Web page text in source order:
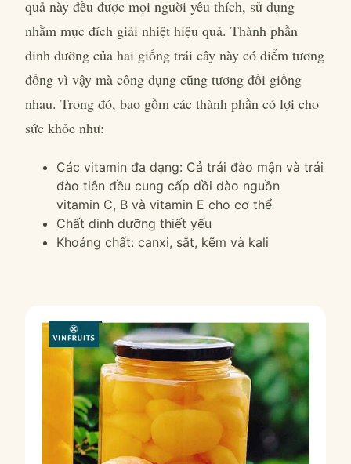
quả này đều được mọi người yêu thích, sử dụng
nhằm mục đích giải nhiệt hiệu quả. Thành phần
dinh dưỡng của hai giống trái cây này có điểm tương
đồng vì vậy mà công dụng cũng tương đối giống
nhau. Trong đó, bao gồm các thành phần có lợi cho
sức khỏe như:
Các vitamin đa dạng: Cả trái đào mận và trái
đào tiên đều cung cấp dồi dào nguồn
vitamin C, B và vitamin E cho cơ thể
Chất dinh dưỡng thiết yếu
Khoáng chất: canxi, sắt, kẽm và kali